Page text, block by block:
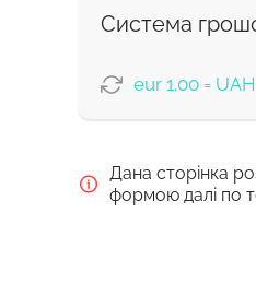
Комісія Strumok,
Система
eur 1.00 =
Debit/
Дана сторінка
формою далі по